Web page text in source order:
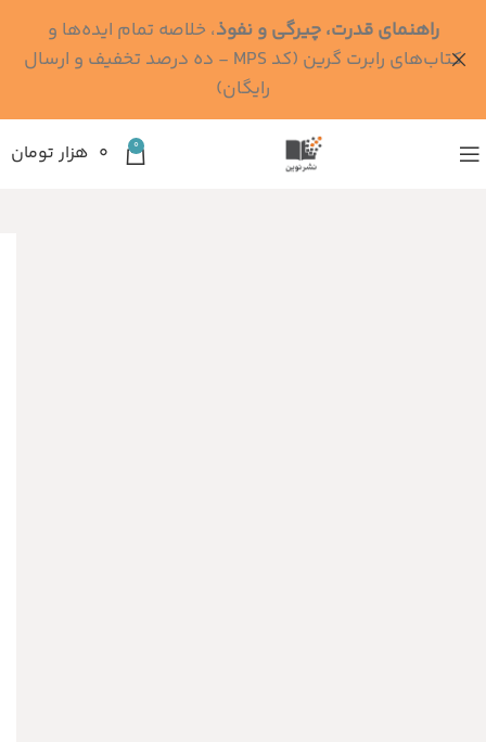
0 ۰ هزار تومان
راهنمای قدرت، چیرگی و نفوذ، خلاصه تمام ایده‌ها و
کتاب‌های رابرت گرین (کد MPS - ده درصد تخفیف و ارسال
رایگان)